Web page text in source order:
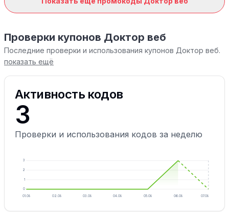
Проверки купонов Доктор веб
Последние проверки и использования купонов Доктор веб.
показать ещё
Активность кодов
3
Проверки и использования кодов за неделю
0
1
2
3
01.08 02.08 03.08 04.08 05.08 06.08 07.08